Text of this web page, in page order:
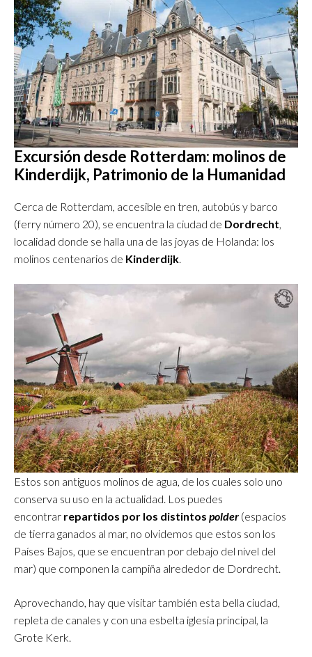
Excursión desde Rotterdam: molinos de
Kinderdijk, Patrimonio de la Humanidad
Cerca de Rotterdam, accesible en tren, autobús y barco
(ferry número 20), se encuentra la ciudad de Dordrecht,
localidad donde se halla una de las joyas de Holanda: los
molinos centenarios de Kinderdijk.
Estos son antiguos molinos de agua, de los cuales solo uno
conserva su uso en la actualidad. Los puedes
encontrar repartidos por los distintos polder (espacios
de tierra ganados al mar, no olvidemos que estos son los
Países Bajos, que se encuentran por debajo del nivel del
mar) que componen la campiña alrededor de Dordrecht.
Aprovechando, hay que visitar también esta bella ciudad,
repleta de canales y con una esbelta iglesia principal, la
Grote Kerk.